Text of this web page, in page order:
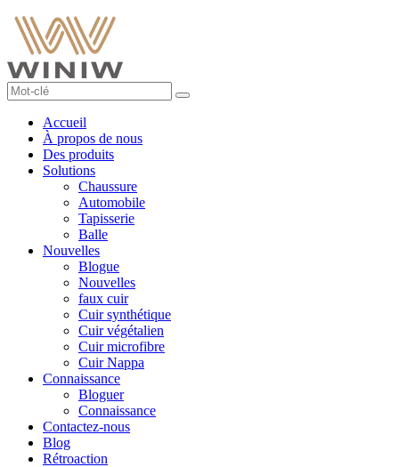
Accueil
À propos de nous
Des produits
Solutions
Chaussure
Automobile
Tapisserie
Balle
Nouvelles
Blogue
Nouvelles
faux cuir
Cuir synthétique
Cuir végétalien
Cuir microfibre
Cuir Nappa
Connaissance
Bloguer
Connaissance
Contactez-nous
Blog
Rétroaction